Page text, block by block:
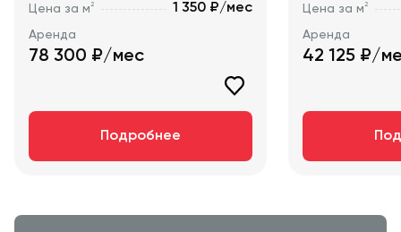
Цена за м2 1 350 ₽/мес
Аренда
78 300 ₽/мес
Подробнее
Цена за м2
Аренда
42 125 ₽/